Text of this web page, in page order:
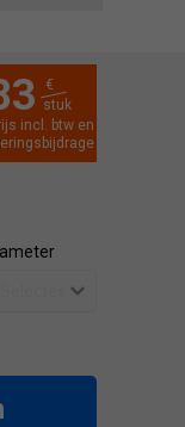
€
stuk
incl. btw en